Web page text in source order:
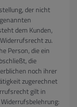
der nicht
dem Kunden,
zu.
Person, die ein
die
noch ihrer
zugerechnet
gilt in